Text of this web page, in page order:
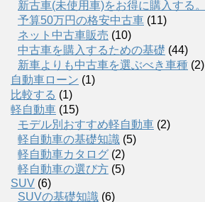
新古車(未使用車)をお得に購入する。
予算50万円の格安中古車 (11)
ネット中古車販売 (10)
中古車を購入するための基礎 (44)
新車よりも中古車を選ぶべき車種 (2)
自動車ローン (1)
比較する (1)
軽自動車 (15)
モデル別おすすめ軽自動車 (2)
軽自動車の基礎知識 (5)
軽自動車カタログ (2)
軽自動車の選び方 (5)
SUV (6)
SUVの基礎知識 (6)